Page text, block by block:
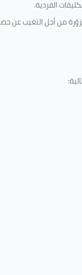
الفردية.
من أجل التغيب عن